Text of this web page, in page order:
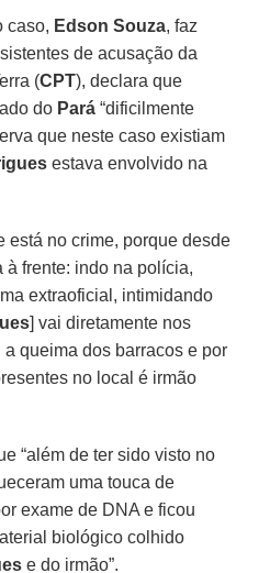
caso, Edson Souza, faz
de acusação da
(CPT), declara que
do Pará “dificilmente
que neste caso existiam
estava envolvido na
está no crime, porque desde
à frente: indo na polícia,
extraoficial, intimidando
] vai diretamente nos
queima dos barracos e por
no local é irmão
“além de ter sido visto no
uma touca de
exame de DNA e ficou
biológico colhido
e do irmão”.